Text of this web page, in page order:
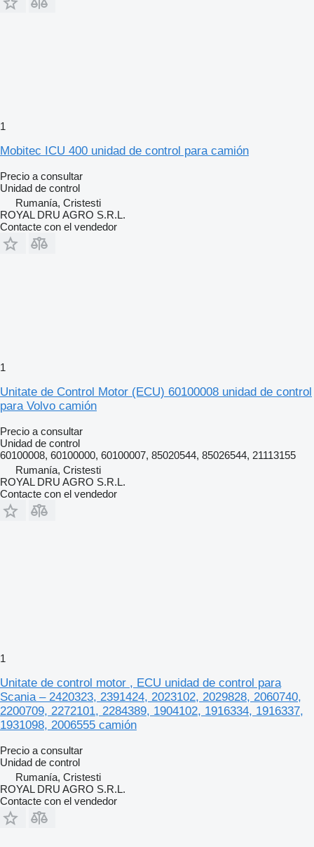
1
Mobitec ICU 400 unidad de control para camión
Precio a consultar
Unidad de control
Rumanía, Cristesti
ROYAL DRU AGRO S.R.L.
Contacte con el vendedor
1
Unitate de Control Motor (ECU) 60100008 unidad de control
para Volvo camión
Precio a consultar
Unidad de control
60100008, 60100000, 60100007, 85020544, 85026544, 21113155
Rumanía, Cristesti
ROYAL DRU AGRO S.R.L.
Contacte con el vendedor
1
Unitate de control motor , ECU unidad de control para
Scania – 2420323, 2391424, 2023102, 2029828, 2060740,
2200709, 2272101, 2284389, 1904102, 1916334, 1916337,
1931098, 2006555 camión
Precio a consultar
Unidad de control
Rumanía, Cristesti
ROYAL DRU AGRO S.R.L.
Contacte con el vendedor